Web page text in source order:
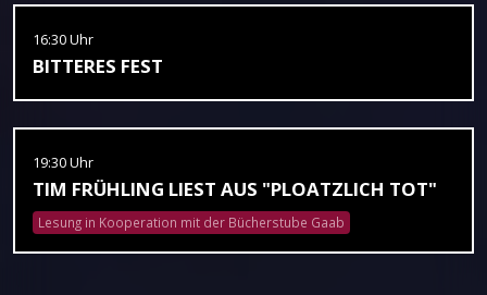
16:30 Uhr
BITTERES FEST
19:30 Uhr
TIM FRÜHLING LIEST AUS "PLOATZLICH TOT"
Lesung in Kooperation mit der Bücherstube Gaab